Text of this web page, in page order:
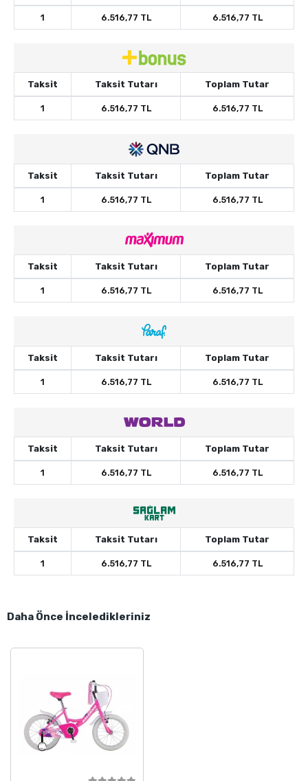
1 6.516,77 TL 6.516,77 TL
Taksit Taksit Tutarı Toplam Tutar
1 6.516,77 TL 6.516,77 TL
Taksit Taksit Tutarı Toplam Tutar
1 6.516,77 TL 6.516,77 TL
Taksit Taksit Tutarı Toplam Tutar
1 6.516,77 TL 6.516,77 TL
Taksit Taksit Tutarı Toplam Tutar
1 6.516,77 TL 6.516,77 TL
Taksit Taksit Tutarı Toplam Tutar
1 6.516,77 TL 6.516,77 TL
Taksit Taksit Tutarı Toplam Tutar
1 6.516,77 TL 6.516,77 TL
Daha Önce İnceledikleriniz